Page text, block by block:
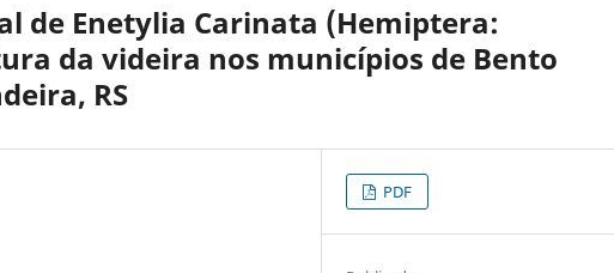
de Enetylia Carinata (Hemiptera:
da videira nos municípios de Bento
RS
PDF